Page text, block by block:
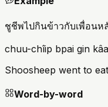
ชูชีพไปกินข้าวกับเพื่อนหลั
chuu-chîip bpai gin
Shoosheep went to
Word-by-word